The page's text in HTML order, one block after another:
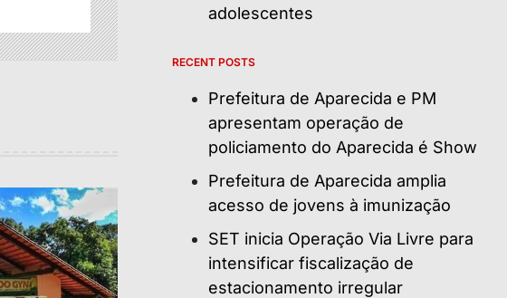
adolescentes
RECENT POSTS
Prefeitura de Aparecida e PM
apresentam operação de
policiamento do Aparecida é Show
Prefeitura de Aparecida amplia
acesso de jovens à imunização
SET inicia Operação Via Livre para
intensificar fiscalização de
estacionamento irregular